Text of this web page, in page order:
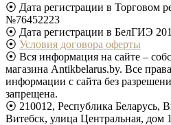
⦿ Дата регистрации в Торговом
№76452223
⦿ Дата регистрации в БелГИЭ
⦿ Условия договора оферты
⦿ Вся информация на сайте –
магазина Antikbelarus.by. Все
информации с сайта без
запрещена.
⦿ 210012, Республика Беларусь,
Витебск, улица Центральная,